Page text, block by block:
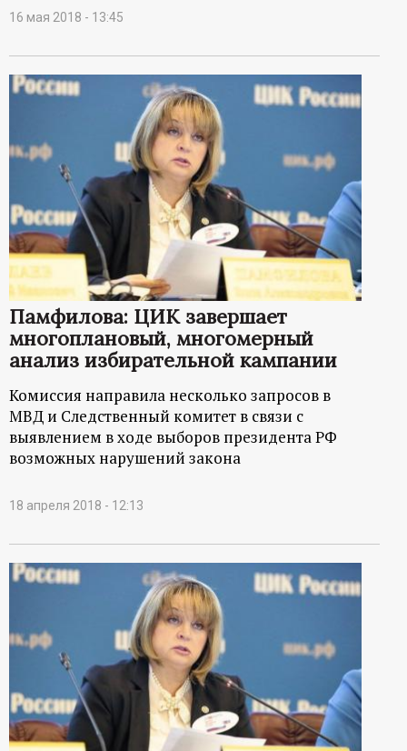
ы
п
о
р
т
а
л
16 мая 2018 - 13:45
Памфилова: ЦИК завершает
многоплановый, многомерный
анализ избирательной кампании
Комиссия направила несколько запросов в
МВД и Следственный комитет в связи с
выявлением в ходе выборов президента РФ
возможных нарушений закона
18 апреля 2018 - 12:13